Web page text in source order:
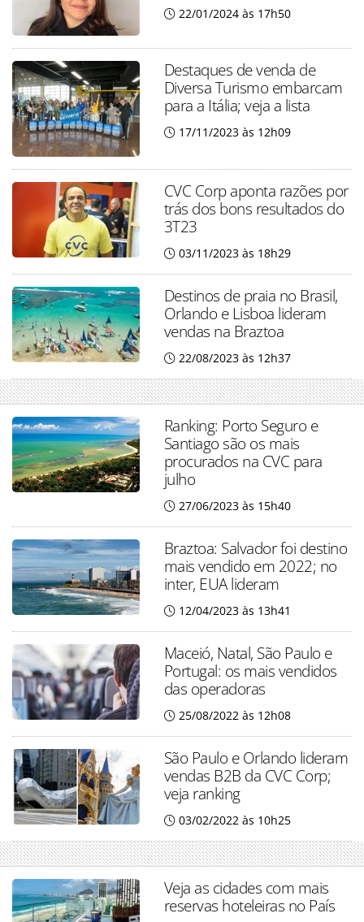
22/01/2024 às 17h50
Destaques de venda de
Diversa Turismo embarcam
para a Itália; veja a lista
17/11/2023 às 12h09
CVC Corp aponta razões por
trás dos bons resultados do
3T23
03/11/2023 às 18h29
Destinos de praia no Brasil,
Orlando e Lisboa lideram
vendas na Braztoa
22/08/2023 às 12h37
Ranking: Porto Seguro e
Santiago são os mais
procurados na CVC para
julho
27/06/2023 às 15h40
Braztoa: Salvador foi destino
mais vendido em 2022; no
inter, EUA lideram
12/04/2023 às 13h41
Maceió, Natal, São Paulo e
Portugal: os mais vendidos
das operadoras
25/08/2022 às 12h08
São Paulo e Orlando lideram
vendas B2B da CVC Corp;
veja ranking
03/02/2022 às 10h25
Veja as cidades com mais
reservas hoteleiras no País